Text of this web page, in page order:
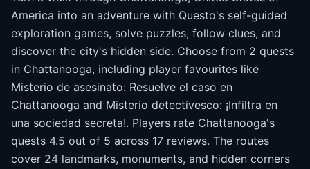
America into an adventure with Questo's self-guided
exploration games, solve puzzles, follow clues, and
discover the city's hidden side. Choose from 2 quests
in Chattanooga, including player favourites like
Misterio de asesinato: Resuelve el caso en
Chattanooga and Misterio detectivesco: ¡Infiltra en
una sociedad secreta!. Players rate Chattanooga's
quests 4.5 out of 5 across 17 reviews. The routes
cover 24 landmarks, monuments, and hidden corners